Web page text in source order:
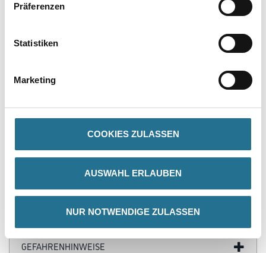
Präferenzen
Statistiken
Marketing
COOKIES ZULASSEN
AUSWAHL ERLAUBEN
NUR NOTWENDIGE ZULASSEN
PRODUKTEIGENSCHAFTEN
Produkteigenschaft
- Haar- und netzrissüberbrückend
- Bei Renovierung direkt überarbeitbar
- Hoch nassbeständig
ZUSATZINFOS
GEFAHRENHINWEISE